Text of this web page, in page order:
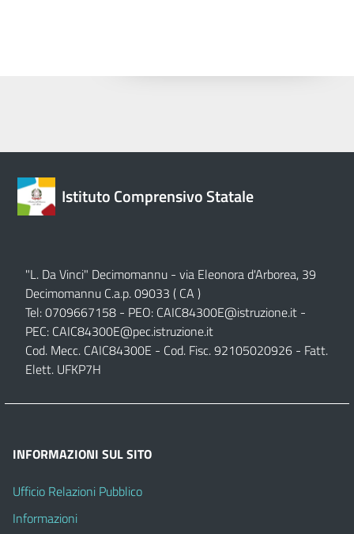
Istituto Comprensivo Statale
"L. Da Vinci" Decimomannu - via Eleonora d'Arborea, 39
Decimomannu C.a.p. 09033 ( CA )
Tel: 0709667158 - PEO: CAIC84300E@istruzione.it -
PEC: CAIC84300E@pec.istruzione.it
Cod. Mecc. CAIC84300E - Cod. Fisc. 92105020926 - Fatt.
Elett. UFKP7H
INFORMAZIONI SUL SITO
Ufficio Relazioni Pubblico
Informazioni